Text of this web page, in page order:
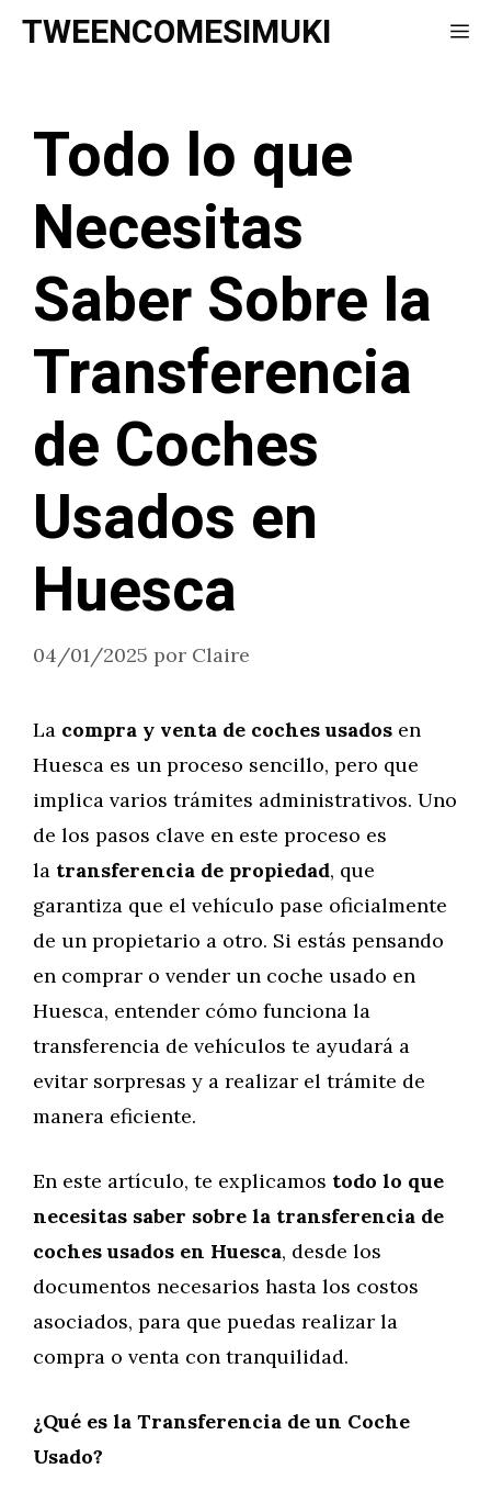
Saltar
TWEENCOMESIMUKI
Todo lo que
Necesitas
Saber Sobre la
Transferencia
de Coches
Usados en
Huesca
04/01/2025 por Claire
La compra y venta de coches usados en
Huesca es un proceso sencillo, pero que
implica varios trámites administrativos. Uno
de los pasos clave en este proceso es
la transferencia de propiedad, que
garantiza que el vehículo pase oficialmente
de un propietario a otro. Si estás pensando
en comprar o vender un coche usado en
Huesca, entender cómo funciona la
transferencia de vehículos te ayudará a
evitar sorpresas y a realizar el trámite de
manera eficiente.
En este artículo, te explicamos todo lo que
necesitas saber sobre la transferencia de
coches usados en Huesca, desde los
documentos necesarios hasta los costos
asociados, para que puedas realizar la
compra o venta con tranquilidad.
¿Qué es la Transferencia de un Coche
Usado?